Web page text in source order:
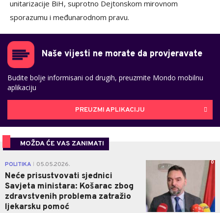
unitarizacije BiH, suprotno Dejtonskom mirovnom
sporazumu i međunarodnom pravu.
Naše vijesti ne morate da provjeravate
Budite bolje informisani od drugih, preuzmite Mondo mobilnu
aplikaciju
PREUZMI APLIKACIJU
MOŽDA ĆE VAS ZANIMATI
POLITIKA 05.05.2026.
Neće prisustvovati sjednici
Savjeta ministara: Košarac zbog
zdravstvenih problema zatražio
ljekarsku pomoć
0